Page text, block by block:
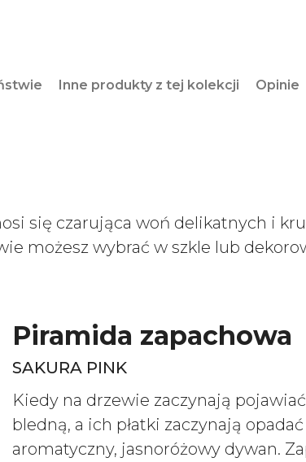
Inne produkty z tej kolekcji Opinie
się czarująca woń delikatnych i
możesz wybrać w szkle lub
Piramida zapachowa
SAKURA PINK
Kiedy na drzewie zaczynają
bledną, a ich płatki zaczynają
aromatyczny, jasnoróżowy dywan.